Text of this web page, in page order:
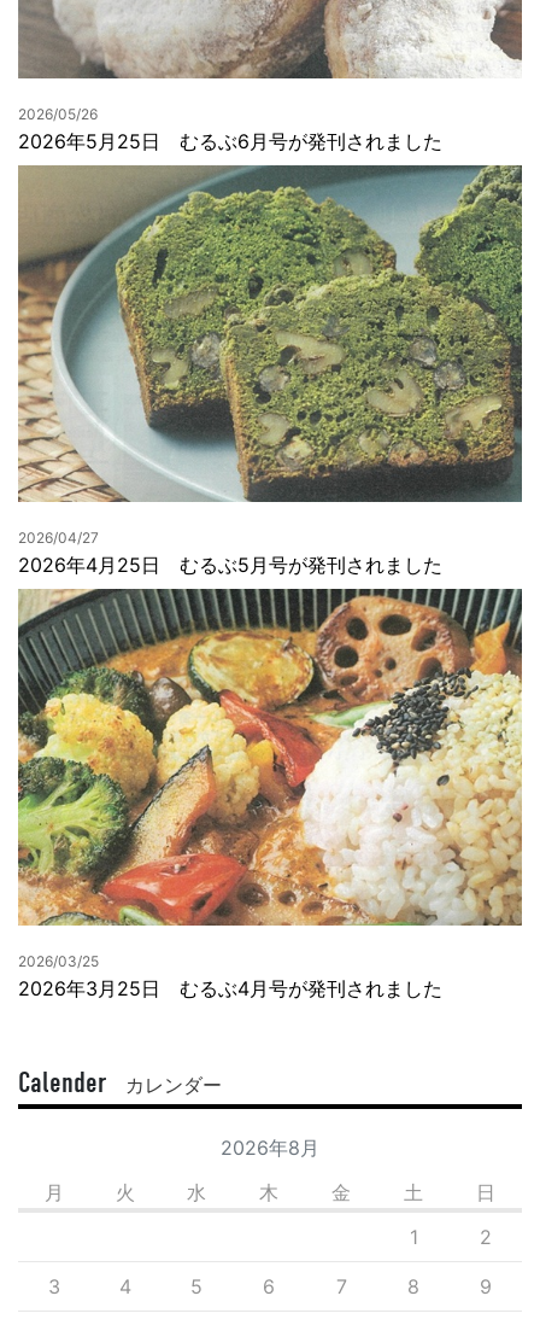
2026/05/26
2026年5月25日 むるぶ6月号が発刊されました
2026/04/27
2026年4月25日 むるぶ5月号が発刊されました
2026/03/25
2026年3月25日 むるぶ4月号が発刊されました
Calender カレンダー
2026年8月
月
火 水 木 金 土 日
1 2
3 4 5 6 7 8 9